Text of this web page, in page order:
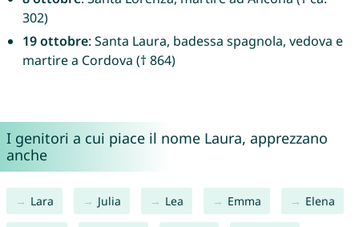
302)
19 ottobre: Santa Laura, badessa spagnola, vedova e
martire a Cordova († 864)
I genitori a cui piace il nome Laura, apprezzano
anche
Lara Julia Lea Emma Elena